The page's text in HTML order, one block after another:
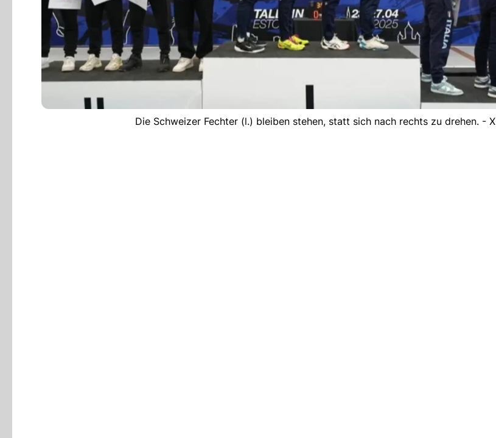
Die Schweizer Fechter (l.) bleiben stehen, statt sich nach rechts zu drehen. - X